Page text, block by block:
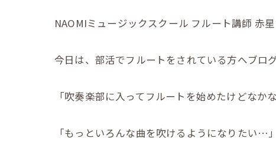
NAOMIミュージックスクール フルート講師 赤
今日は、部活でフルートをされている方へブロ
「吹奏楽部に入ってフルートを始めたけどなか
「もっといろんな曲を吹けるようになりたい…」